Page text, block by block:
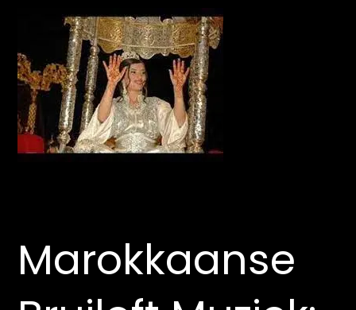
Marokkaanse